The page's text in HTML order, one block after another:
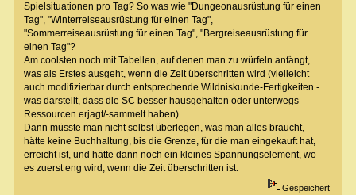
Spielsituationen pro Tag? So was wie "Dungeonausrüstung für einen
Tag", "Winterreiseausrüstung für einen Tag",
"Sommerreiseausrüstung für einen Tag", "Bergreiseausrüstung für
einen Tag"?
Am coolsten noch mit Tabellen, auf denen man zu würfeln anfängt,
was als Erstes ausgeht, wenn die Zeit überschritten wird (vielleicht
auch modifizierbar durch entsprechende Wildniskunde-Fertigkeiten -
was darstellt, dass die SC besser hausgehalten oder unterwegs
Ressourcen erjagt/-sammelt haben).
Dann müsste man nicht selbst überlegen, was man alles braucht,
hätte keine Buchhaltung, bis die Grenze, für die man eingekauft hat,
erreicht ist, und hätte dann noch ein kleines Spannungselement, wo
es zuerst eng wird, wenn die Zeit überschritten ist.
Gespeichert